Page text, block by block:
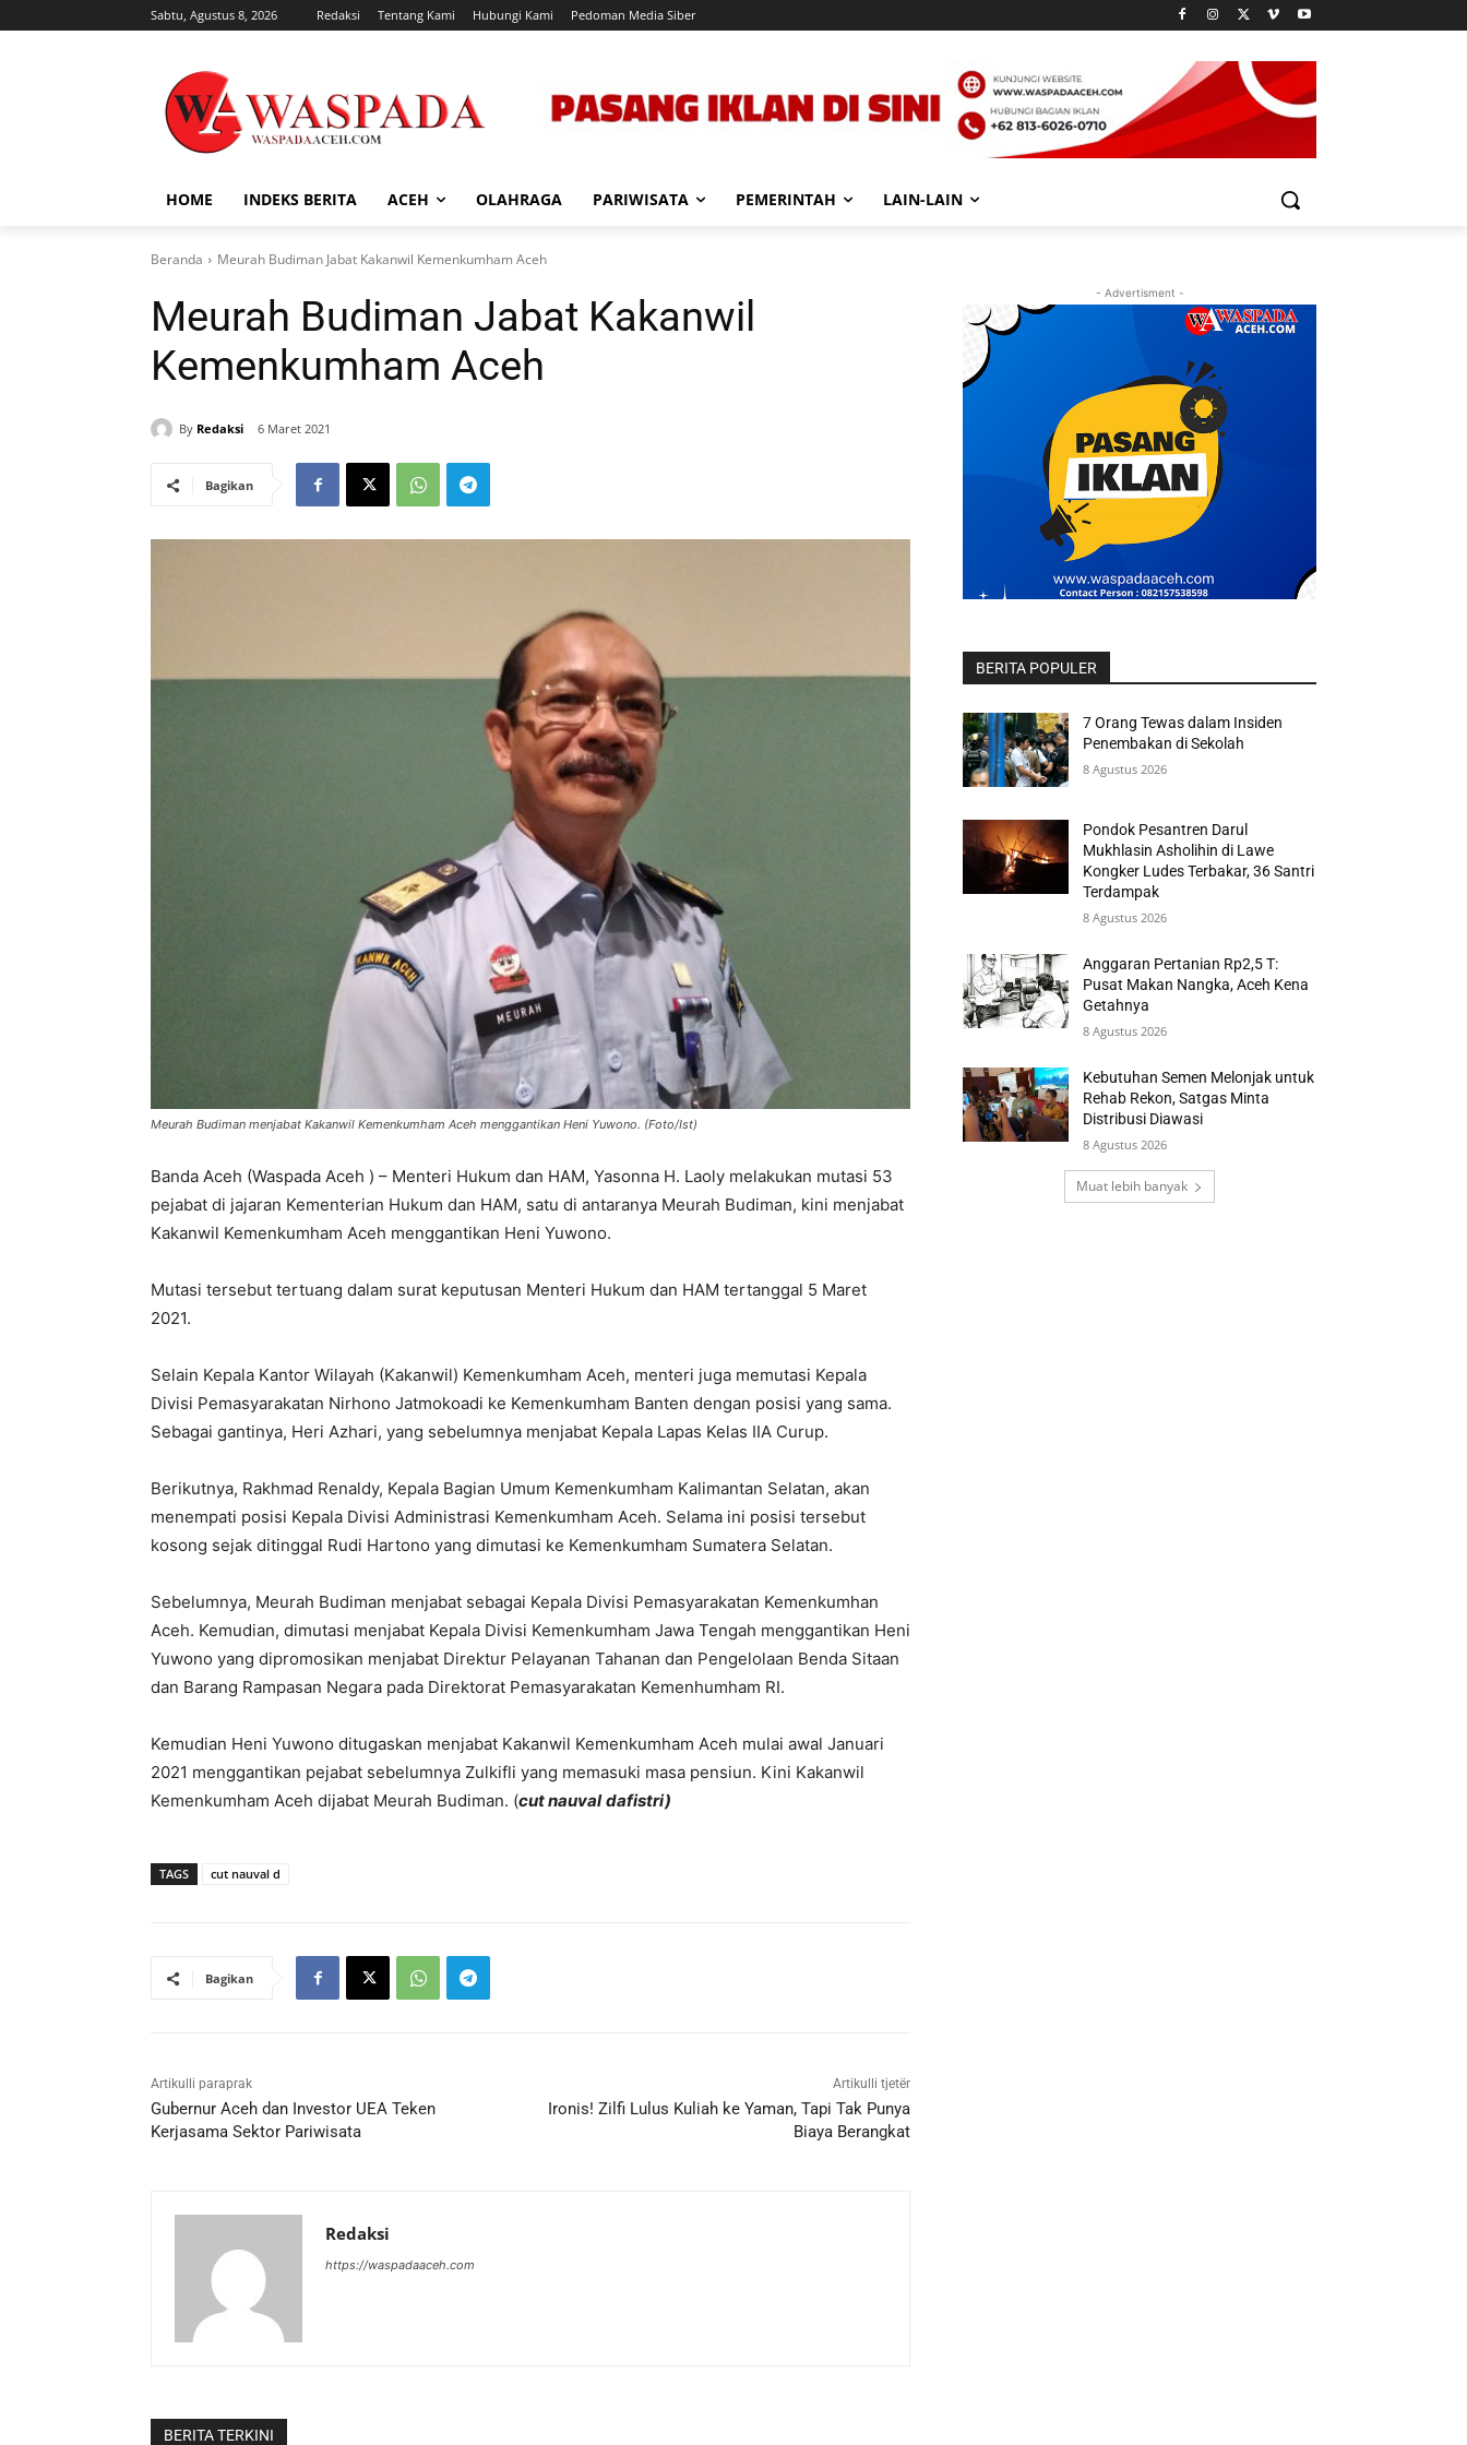
Sabtu, Agustus 8, 2026 Redaksi Tentang Kami Hubungi Kami Pedoman Media Siber
HOME INDEKS BERITA ACEH OLAHRAGA PARIWISATA PEMERINTAH LAIN-LAIN
Beranda Meurah Budiman Jabat Kakanwil Kemenkumham Aceh
Meurah Budiman Jabat Kakanwil
Kemenkumham Aceh
By Redaksi 6 Maret 2021
Bagikan
Meurah Budiman menjabat Kakanwil Kemenkumham Aceh menggantikan Heni Yuwono. (Foto/Ist)
Banda Aceh (Waspada Aceh ) – Menteri Hukum dan HAM, Yasonna H. Laoly melakukan mutasi 53
pejabat di jajaran Kementerian Hukum dan HAM, satu di antaranya Meurah Budiman, kini menjabat
Kakanwil Kemenkumham Aceh menggantikan Heni Yuwono.
Mutasi tersebut tertuang dalam surat keputusan Menteri Hukum dan HAM tertanggal 5 Maret
2021.
Selain Kepala Kantor Wilayah (Kakanwil) Kemenkumham Aceh, menteri juga memutasi Kepala
Divisi Pemasyarakatan Nirhono Jatmokoadi ke Kemenkumham Banten dengan posisi yang sama.
Sebagai gantinya, Heri Azhari, yang sebelumnya menjabat Kepala Lapas Kelas IIA Curup.
Berikutnya, Rakhmad Renaldy, Kepala Bagian Umum Kemenkumham Kalimantan Selatan, akan
menempati posisi Kepala Divisi Administrasi Kemenkumham Aceh. Selama ini posisi tersebut
kosong sejak ditinggal Rudi Hartono yang dimutasi ke Kemenkumham Sumatera Selatan.
Sebelumnya, Meurah Budiman menjabat sebagai Kepala Divisi Pemasyarakatan Kemenkumhan
Aceh. Kemudian, dimutasi menjabat Kepala Divisi Kemenkumham Jawa Tengah menggantikan Heni
Yuwono yang dipromosikan menjabat Direktur Pelayanan Tahanan dan Pengelolaan Benda Sitaan
dan Barang Rampasan Negara pada Direktorat Pemasyarakatan Kemenhumham RI.
Kemudian Heni Yuwono ditugaskan menjabat Kakanwil Kemenkumham Aceh mulai awal Januari
2021 menggantikan pejabat sebelumnya Zulkifli yang memasuki masa pensiun. Kini Kakanwil
Kemenkumham Aceh dijabat Meurah Budiman. (cut nauval dafistri)
TAGS cut nauval d
Bagikan
Artikulli paraprak
Gubernur Aceh dan Investor UEA Teken
Kerjasama Sektor Pariwisata
Artikulli tjetër
Ironis! Zilfi Lulus Kuliah ke Yaman, Tapi Tak Punya
Biaya Berangkat
Redaksi
https://waspadaaceh.com
BERITA TERKINI
- Advertisment -
BERITA POPULER
7 Orang Tewas dalam Insiden
Penembakan di Sekolah
8 Agustus 2026
Pondok Pesantren Darul
Mukhlasin Asholihin di Lawe
Kongker Ludes Terbakar, 36 Santri
Terdampak
8 Agustus 2026
Anggaran Pertanian Rp2,5 T:
Pusat Makan Nangka, Aceh Kena
Getahnya
8 Agustus 2026
Kebutuhan Semen Melonjak untuk
Rehab Rekon, Satgas Minta
Distribusi Diawasi
8 Agustus 2026
Muat lebih banyak